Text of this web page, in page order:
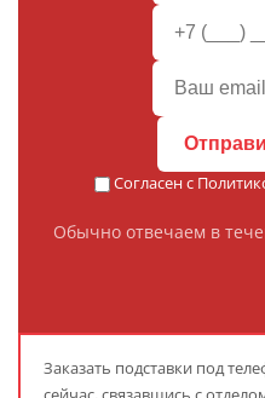
Согласен с
Обычно отвечаем в
Заказать подставки под